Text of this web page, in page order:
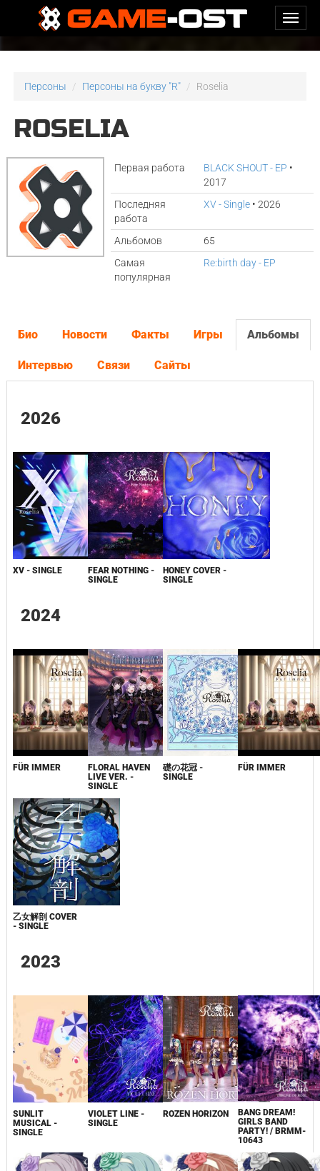
Персоны Персоны на букву "R" Roselia
ROSELIA
Первая работа BLACK SHOUT - EP •
2017
Последняя
работа
XV - Single • 2026
Альбомов
65
Самая
популярная
Re:birth day - EP
Био Новости Факты Игры Альбомы
Интервью Связи Сайты
2026
XV - SINGLE
FEAR NOTHING -
SINGLE
HONEY COVER -
SINGLE
2024
FÜR IMMER
FLORAL HAVEN
LIVE VER. -
SINGLE
礎の花冠 -
SINGLE
FÜR IMMER
乙女解剖 COVER
- SINGLE
2023
SUNLIT
MUSICAL -
SINGLE
VIOLET LINE -
SINGLE
ROZEN HORIZON
BANG DREAM!
GIRLS BAND
PARTY! / BRMM-
10643